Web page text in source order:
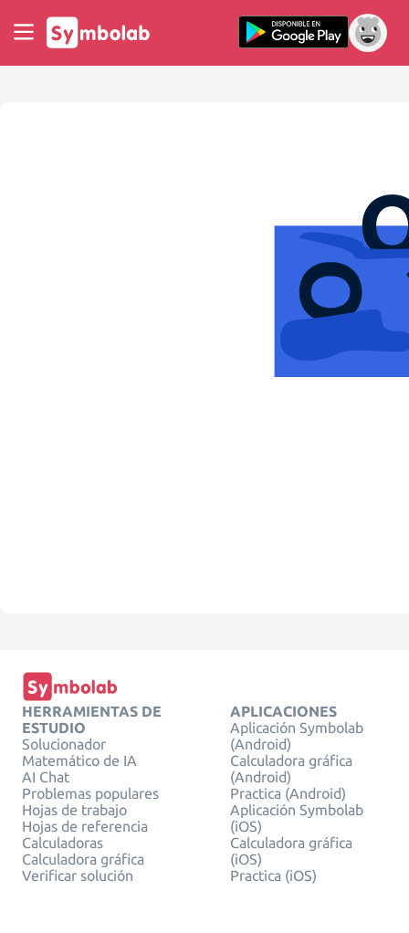
HERRAMIENTAS DE
ESTUDIO
Solucionador
Matemático de IA
AI Chat
Problemas populares
Hojas de trabajo
Hojas de referencia
Calculadoras
Calculadora gráfica
Verificar solución
APLICACIONES
Aplicación Symbolab
(Android)
Calculadora gráfica
(Android)
Practica (Android)
Aplicación Symbolab
(iOS)
Calculadora gráfica
(iOS)
Practica (iOS)